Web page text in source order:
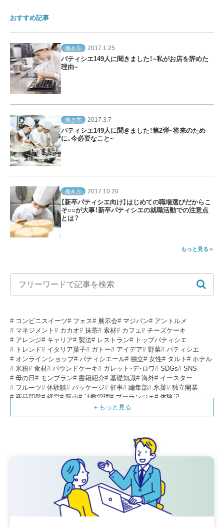
おすすめ記事
働き方 2017.1.25
パティシエ149人に聞きました！~私がお店を辞めた
理由~
働き方 2017.3.7
パティシエ149人に聞きました！第2弾~将来のため
に、今必要なこと~
働き方 2017.10.20
【新卒パティシエ向け】はじめての職場選びだからこ
そ○○が大事！新卒パティシエの就職活動での注意点
とは？
もっと見る
コンビニスイーツ フェス 展示会 マジパン
アントルメ
マネジメント
カカオ 抹茶 素材 カフェ
チーズケーキ
アレンジ
キャリア 製法 レストラン
トップパティシエ
トレンド
イタリア菓子 ガトー アイデア 野菜
パティシエ
オンラインショップ
パティシエール 独立 女性 タルト
ホテル
米粉
食材 パウンドケーキ ガレット・デ・ロワ SDGs
SNS
母の日
モンブラン 書籍紹介 基礎知識 海外
イースター
フルーツ
体験談 パッケージ 催事 編集部 氷菓
独立開業
商品開発
経営 販売 計数管理 ブーランジェ
体験記
コラム パン スタッフ育成
スイーツ
IT 業界事情 講習会 潜入レポート
クリスマス
ウェデイングケーキ
ベーカリー 工場
生菓子
アシェットデセール
フランス オーブン担当 チョコレート